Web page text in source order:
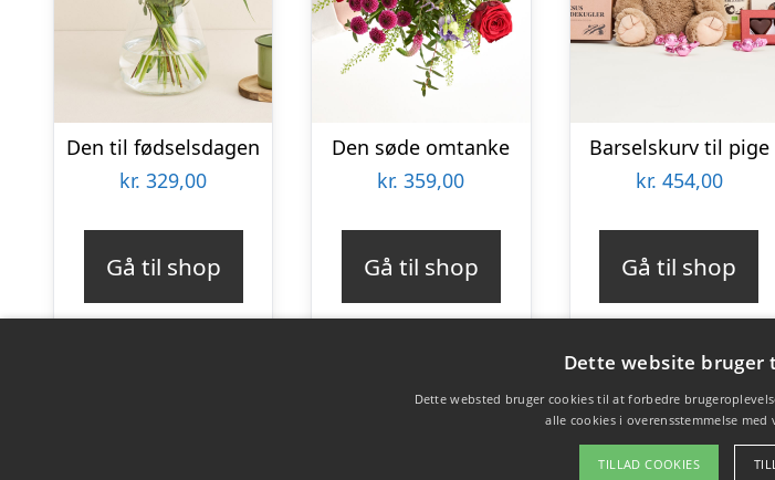
Den til fødselsdagen
kr. 329,00
Gå til shop
Den søde omtanke
kr. 359,00
Gå til shop
Barselskurv til pige
kr. 454,00
Gå til shop
Dette website bruger
Dette websted bruger cookies til at forbedre
alle cookies i overensstemmelse
TILLAD COOKIES